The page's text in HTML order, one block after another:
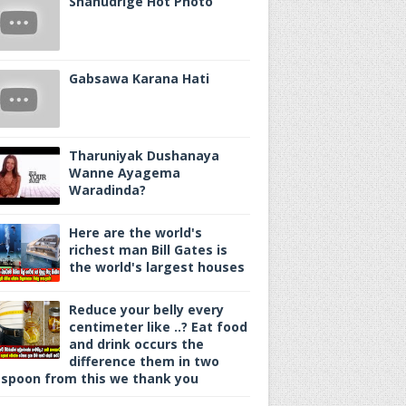
Gabsawa Karana Hati
Tharuniyak Dushanaya
Wanne Ayagema
Waradinda?
Here are the world's
richest man Bill Gates is
the world's largest houses
Reduce your belly every
centimeter like ..? Eat food
and drink occurs the
difference them in two
from this we thank you